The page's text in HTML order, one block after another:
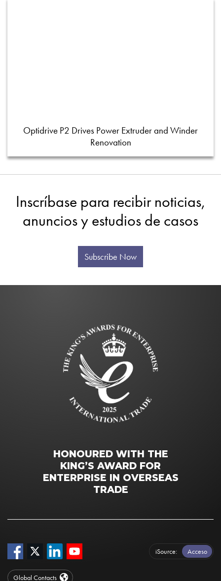
Optidrive P2 Drives Power Extruder and Winder
Renovation
Inscríbase para recibir noticias,
anuncios y estudios de casos
Subscribe Now
HONOURED WITH THE
KING’S AWARD FOR
ENTERPRISE IN OVERSEAS
TRADE
iSource Acceso
Global Contacts